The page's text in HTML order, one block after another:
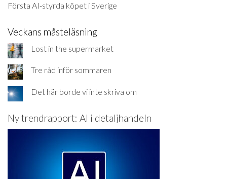
Första AI-styrda köpet i Sverige
Veckans måsteläsning
Lost in the supermarket
Tre råd inför sommaren
Det här borde vi inte skriva om
Ny trendrapport: AI i detaljhandeln